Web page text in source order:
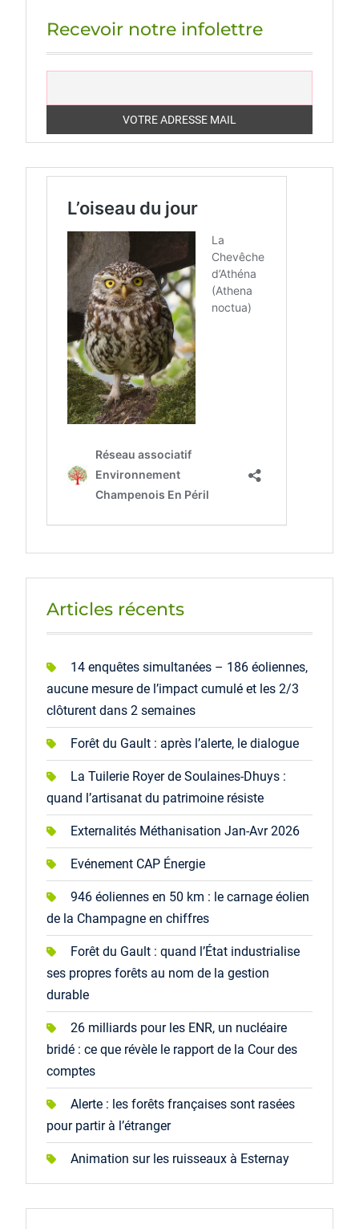
Recevoir notre infolettre
Articles récents
14 enquêtes simultanées – 186 éoliennes,
aucune mesure de l’impact cumulé et les 2/3
clôturent dans 2 semaines
Forêt du Gault : après l’alerte, le dialogue
La Tuilerie Royer de Soulaines-Dhuys :
quand l’artisanat du patrimoine résiste
Externalités Méthanisation Jan-Avr 2026
Evénement CAP Énergie
946 éoliennes en 50 km : le carnage éolien
de la Champagne en chiffres
Forêt du Gault : quand l’État industrialise
ses propres forêts au nom de la gestion
durable
26 milliards pour les ENR, un nucléaire
bridé : ce que révèle le rapport de la Cour des
comptes
Alerte : les forêts françaises sont rasées
pour partir à l’étranger
Animation sur les ruisseaux à Esternay